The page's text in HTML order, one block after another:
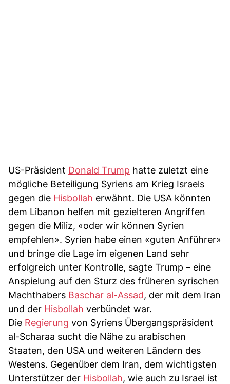
US-Präsident Donald Trump hatte zuletzt eine
mögliche Beteiligung Syriens am Krieg Israels
gegen die Hisbollah erwähnt. Die USA könnten
dem Libanon helfen mit gezielteren Angriffen
gegen die Miliz, «oder wir können Syrien
empfehlen». Syrien habe einen «guten Anführer»
und bringe die Lage im eigenen Land sehr
erfolgreich unter Kontrolle, sagte Trump – eine
Anspielung auf den Sturz des früheren syrischen
Machthabers Baschar al-Assad, der mit dem Iran
und der Hisbollah verbündet war.
Die Regierung von Syriens Übergangspräsident
al-Scharaa sucht die Nähe zu arabischen
Staaten, den USA und weiteren Ländern des
Westens. Gegenüber dem Iran, dem wichtigsten
Unterstützer der Hisbollah, wie auch zu Israel ist